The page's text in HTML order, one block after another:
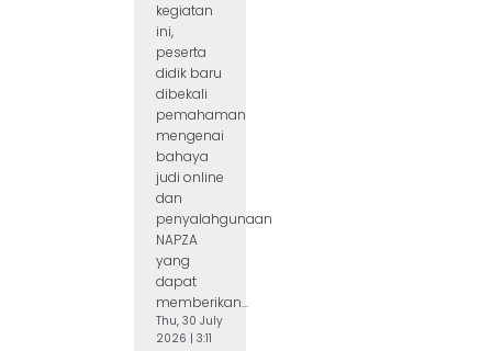
kegiatan
ini,
peserta
didik baru
dibekali
pemahaman
mengenai
bahaya
judi online
dan
penyalahgunaan
NAPZA
yang
dapat
memberikan...
Thu, 30 July
2026 | 3:11